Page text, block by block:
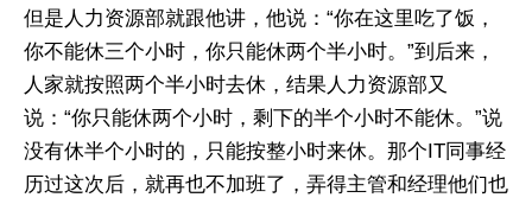
但是人力资源部就跟他讲，他说：“你在这里吃了饭，
你不能休三个小时，你只能休两个半小时。”到后来，
人家就按照两个半小时去休，结果人力资源部又
说：“你只能休两个小时，剩下的半个小时不能休。”说
没有休半个小时的，只能按整小时来休。那个IT同事经
历过这次后，就再也不加班了，弄得主管和经理他们也